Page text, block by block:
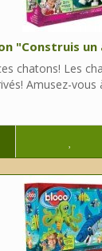
"Construis un
chatons! Les
Amusez-vous